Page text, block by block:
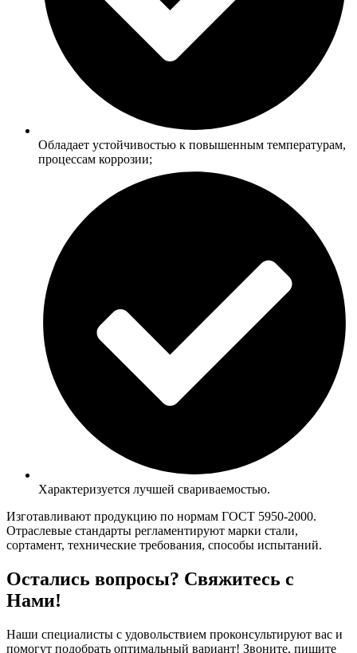
Обладает устойчивостью к повышенным температурам,
процессам коррозии;
Характеризуется лучшей свариваемостью.
Изготавливают продукцию по нормам ГОСТ 5950-2000.
Отраслевые стандарты регламентируют марки стали,
сортамент, технические требования, способы испытаний.
Остались вопросы? Свяжитесь с
Нами!
Наши специалисты с удовольствием проконсультируют вас и
помогут подобрать оптимальный вариант! Звоните, пишите